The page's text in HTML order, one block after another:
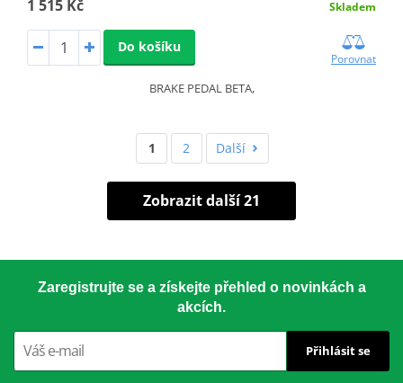
1 515 Kč Skladem
Do košíku
Porovnat
BRAKE PEDAL BETA,
1 2 Další
Zobrazit další 21
Zaregistrujte se a získejte přehled o novinkách a
akcích.
Přihlásit se